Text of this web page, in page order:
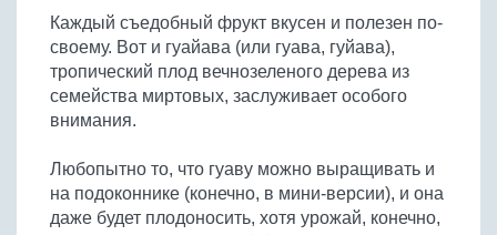
Морепродукты
Суши и роллы
Из фарша птицы
Из субпродуктов птицы
Тушеные овощи
Запеченные овощи
Пироги и пирожки
Кексы и маффины
Печенье и булочки
Блины и оладьи
Пиццы
Кремы
Соусы к мясу
Соусы к рыбе
Соусы к овощам
Все напитки
Алкогольные напитки
Безалкогольные напитки
Заготовки
Все заготовки
Ягоды и фрукты
Овощи
Грибы
Десерты
Десерты
Молочные продукты
Пельмени, вареники
Каждый съедобный фрукт вкусен и полезен по-
своему. Вот и гуайава (или гуава, гуйава),
тропический плод вечнозеленого дерева из
семейства миртовых, заслуживает особого
внимания.
Любопытно то, что гуаву можно выращивать и
на подоконнике (конечно, в мини-версии), и она
даже будет плодоносить, хотя урожай, конечно,